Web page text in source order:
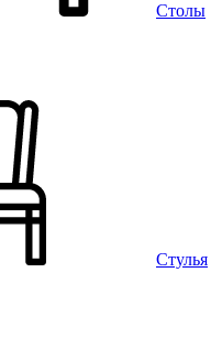
Столы
Стулья